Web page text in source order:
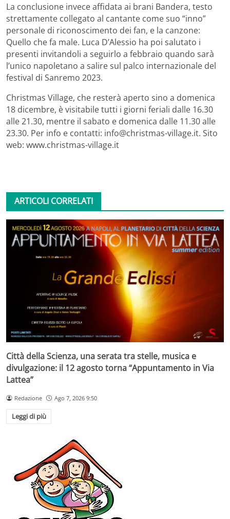
La conclusione invece affidata ai brani Bandera, testo
strettamente collegato al cantante come suo “inno”
personale di riconoscimento dei fan, e la canzone:
Quello che fa male. Luca D’Alessio ha poi salutato i
presenti invitandoli a seguirlo a febbraio quando sarà
l’unico napoletano a salire sul palco internazionale del
festival di Sanremo 2023.
Christmas Village, che resterà aperto sino a domenica
18 dicembre, è visitabile tutti i giorni feriali dalle 16.30
alle 21.30, mentre il sabato e domenica dalle 11.30 alle
23.30. Per info e contatti: info@christmas-village.it. Sito
web: www.christmas-village.it
ARTICOLI CORRELATI
Città della Scienza, una serata tra stelle, musica e
divulgazione: il 12 agosto torna “Appuntamento in Via
Lattea”
Redazione Ago 7, 2026 9:50
Leggi di più